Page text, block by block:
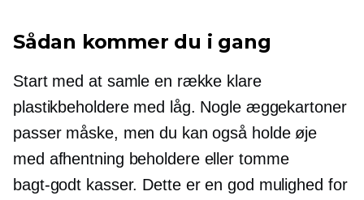
Sådan kommer du i gang
Start med at samle en række klare
plastikbeholdere med låg. Nogle æggekartoner
passer måske, men du kan også holde øje
med afhentning beholdere eller tomme
bagt-godt kasser. Dette er en god mulighed for